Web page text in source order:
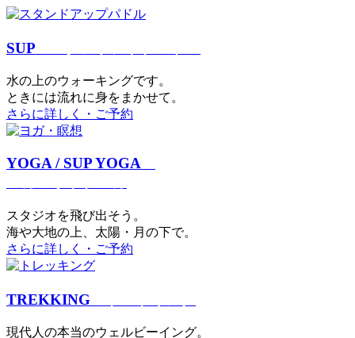
SUP
⽔の上のウォーキングです。
ときには流れに身をまかせて。
さらに詳しく・ご予約
YOGA / SUP YOGA
スタジオを⾶び出そう。
海や大地の上、太陽・⽉の下で。
さらに詳しく・ご予約
TREKKING
現代⼈の本当のウェルビーイング。